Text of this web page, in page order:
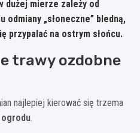
dużej mierze zależy od
odmiany „słoneczne” bledną,
przypalać na ostrym słońcu.
trawy ozdobne
najlepiej kierować się trzema
.